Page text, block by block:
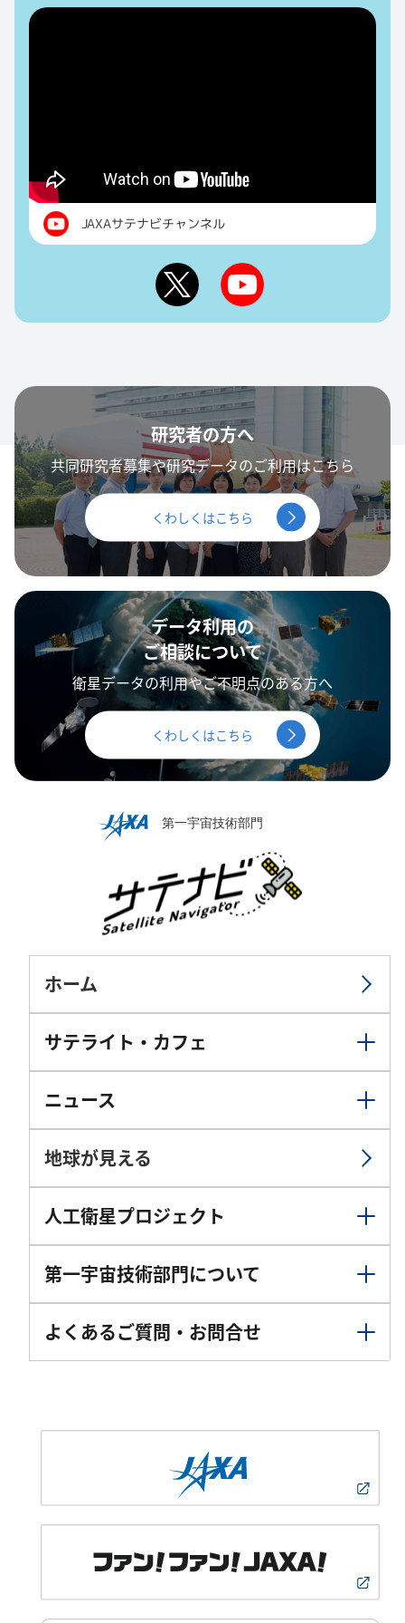
JAXAサテナビチャンネル
研究者の方へ
共同研究者募集や研究データのご利用はこちら
くわしくはこちら
データ利用の
ご相談について
衛星データの利用やご不明点のある方へ
くわしくはこちら
ホーム
サテライト・カフェ
ニュース
地球が見える
人工衛星プロジェクト
第一宇宙技術部門について
よくあるご質問・お問合せ